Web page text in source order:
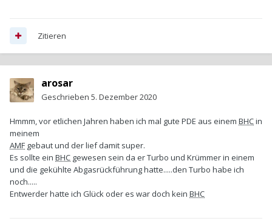
Zitieren
arosar
Geschrieben 5. Dezember 2020
Hmmm, vor etlichen Jahren haben ich mal gute PDE aus einem BHCin
meinem
AMF gebaut und der lief damit super.
Es sollte ein BHC gewesen sein da er Turbo und Krümmer in einem
und die gekühlte Abgasrückführung hatte.....den Turbo habe ich
noch.....
Entwerder hatte ich Glück oder es war doch kein BHC